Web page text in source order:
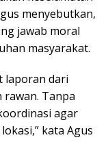
menyebutkan,
jawab moral
masyarakat.
laporan dari
Tanpa
agar
kata Agus